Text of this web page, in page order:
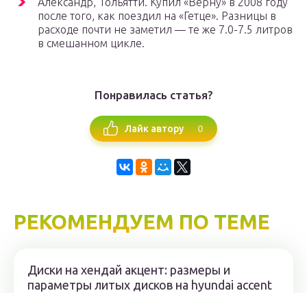
после того, как поездил на «Гетце». Разницы в
расходе почти не заметил — те же 7.0-7.5 литров
в смешанном цикле.
Понравилась статья?
Лайк автору 0
РЕКОМЕНДУЕМ ПО ТЕМЕ
Диски на хендай акцент: размеры и
параметры литых дисков на hyundai accent